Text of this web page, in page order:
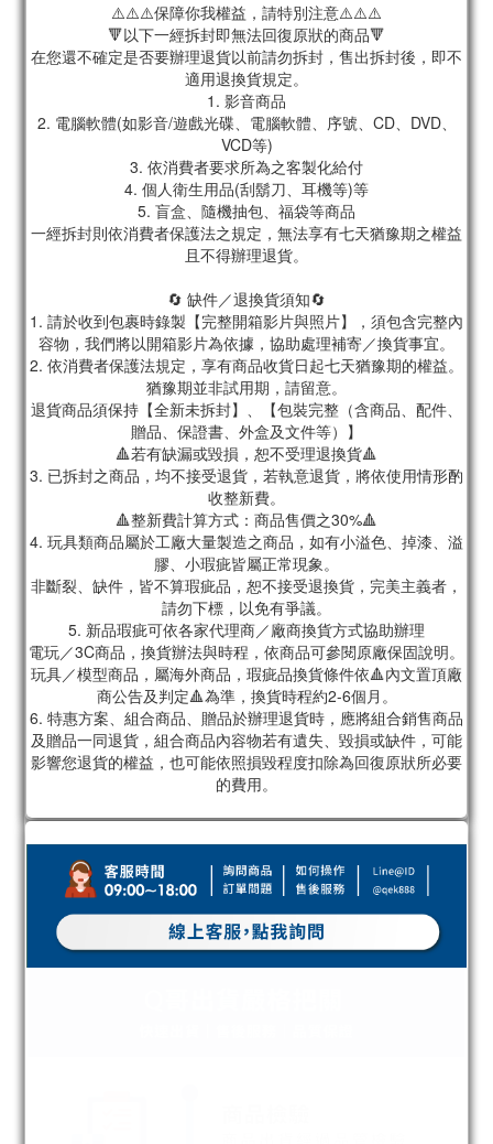
⚠️⚠️⚠️保障你我權益，請特別注意⚠️⚠️⚠️
🔻以下一經拆封即無法回復原狀的商品🔻
在您還不確定是否要辦理退貨以前請勿拆封，售出拆封後，即不
適用退換貨規定。
1. 影音商品
2. 電腦軟體(如影音/遊戲光碟、電腦軟體、序號、CD、DVD、
VCD等)
3. 依消費者要求所為之客製化給付
4. 個人衛生用品(刮鬍刀、耳機等)等
5. 盲盒、隨機抽包、福袋等商品
一經拆封則依消費者保護法之規定，無法享有七天猶豫期之權益
且不得辦理退貨。
🔄 缺件／退換貨須知🔄
1. 請於收到包裹時錄製【完整開箱影片與照片】，須包含完整內
容物，我們將以開箱影片為依據，協助處理補寄／換貨事宜。
2. 依消費者保護法規定，享有商品收貨日起七天猶豫期的權益。
猶豫期並非試用期，請留意。
退貨商品須保持【全新未拆封】、【包裝完整（含商品、配件、
贈品、保證書、外盒及文件等）】
🔺若有缺漏或毀損，恕不受理退換貨🔺
3. 已拆封之商品，均不接受退貨，若執意退貨，將依使用情形酌
收整新費。
🔺整新費計算方式：商品售價之30%🔺
4. 玩具類商品屬於工廠大量製造之商品，如有小溢色、掉漆、溢
膠、小瑕疵皆屬正常現象。
非斷裂、缺件，皆不算瑕疵品，恕不接受退換貨，完美主義者，
請勿下標，以免有爭議。
5. 新品瑕疵可依各家代理商／廠商換貨方式協助辦理
電玩／3C商品，換貨辦法與時程，依商品可參閱原廠保固說明。
玩具／模型商品，屬海外商品，瑕疵品換貨條件依🔺內文置頂廠
商公告及判定🔺為準，換貨時程約2-6個月。
6. 特惠方案、組合商品、贈品於辦理退貨時，應將組合銷售商品
及贈品一同退貨，組合商品內容物若有遺失、毀損或缺件，可能
影響您退貨的權益，也可能依照損毀程度扣除為回復原狀所必要
的費用。